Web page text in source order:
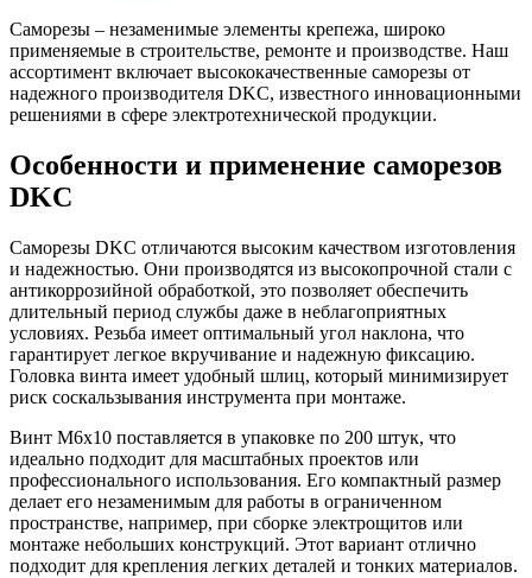
Саморезы – незаменимые элементы крепежа, широко
применяемые в строительстве, ремонте и производстве. Наш
ассортимент включает высококачественные саморезы от
надежного производителя DKC, известного инновационными
решениями в сфере электротехнической продукции.
Особенности и применение саморезов
DKC
Саморезы DKC отличаются высоким качеством изготовления
и надежностью. Они производятся из высокопрочной стали с
антикоррозийной обработкой, это позволяет обеспечить
длительный период службы даже в неблагоприятных
условиях. Резьба имеет оптимальный угол наклона, что
гарантирует легкое вкручивание и надежную фиксацию.
Головка винта имеет удобный шлиц, который минимизирует
риск соскальзывания инструмента при монтаже.
Винт М6х10 поставляется в упаковке по 200 штук, что
идеально подходит для масштабных проектов или
профессионального использования. Его компактный размер
делает его незаменимым для работы в ограниченном
пространстве, например, при сборке электрощитов или
монтаже небольших конструкций. Этот вариант отлично
подходит для крепления легких деталей и тонких материалов.